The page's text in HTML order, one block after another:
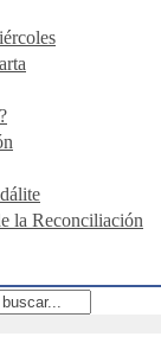
la Reconciliación